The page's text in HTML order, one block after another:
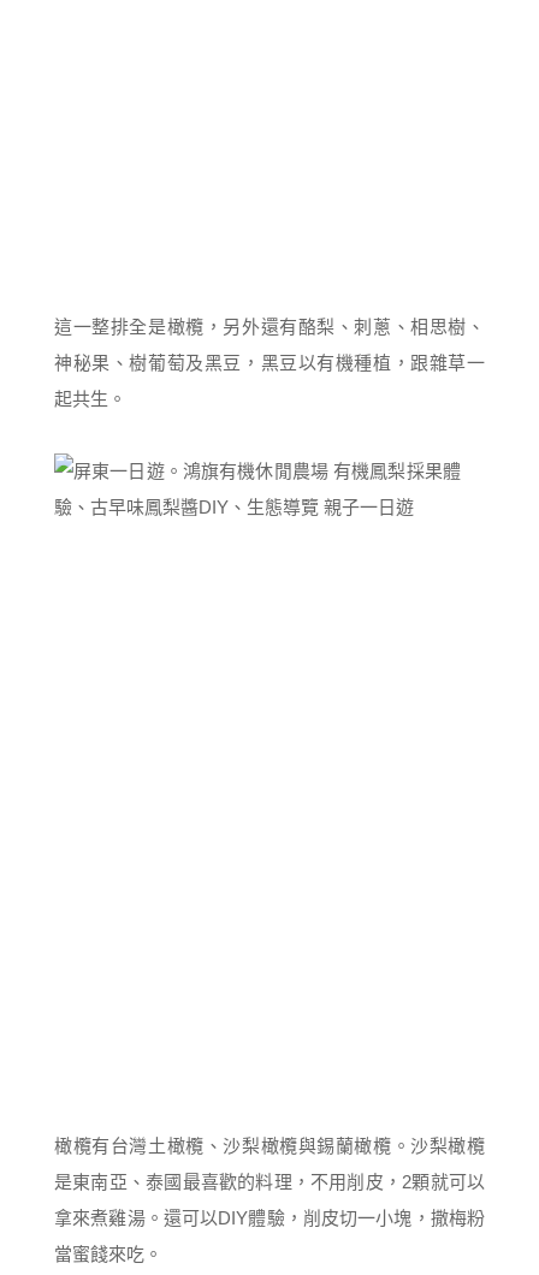
這一整排全是橄欖，另外還有酪梨、刺蔥、相思樹、
神秘果、樹葡萄及黑豆，黑豆以有機種植，跟雜草一
起共生。
橄欖有台灣土橄欖、沙梨橄欖與錫蘭橄欖。沙梨橄欖
是東南亞、泰國最喜歡的料理，不用削皮，2顆就可以
拿來煮雞湯。還可以DIY體驗，削皮切一小塊，撒梅粉
當蜜餞來吃。